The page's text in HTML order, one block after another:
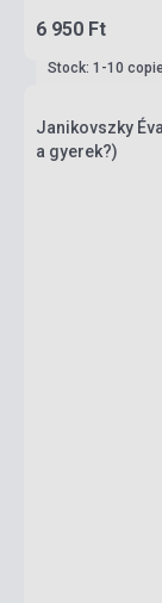
6 950 Ft
Stock: 1-10
Janikovszky
a gyerek?)